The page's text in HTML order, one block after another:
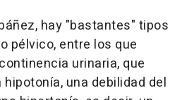
hay "bastantes" tipos
pélvico, entre los que
urinaria, que
una debilidad del